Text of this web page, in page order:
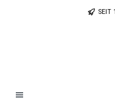
Zum Hauptinhalt springen SEIT